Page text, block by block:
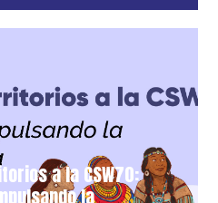
a la CSW70:
la